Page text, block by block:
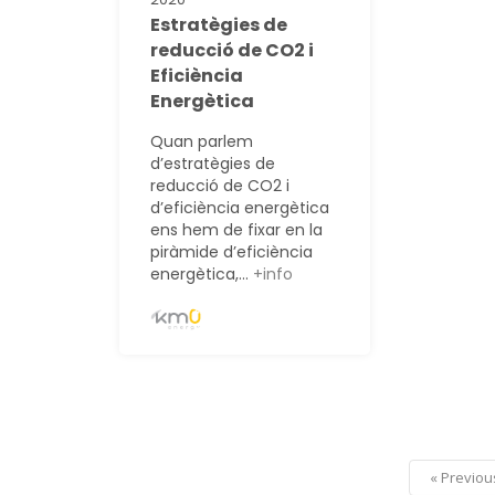
Estratègies de
reducció de CO2 i
Eficiència
Energètica
Quan parlem
d’estratègies de
reducció de CO2 i
d’eficiència energètica
ens hem de fixar en la
piràmide d’eficiència
energètica,... +info
«